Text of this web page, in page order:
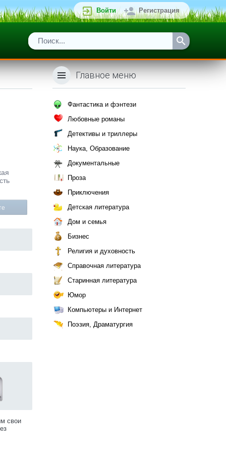
Войти Регистрация
свои
Главное меню
Фантастика и фэнтези
Любовные романы
Детективы и триллеры
Наука, Образование
Документальные
Проза
Приключения
Детская литература
Дом и семья
Бизнес
Религия и духовность
Справочная литература
Старинная литература
Юмор
Компьютеры и Интернет
Поэзия, Драматургия